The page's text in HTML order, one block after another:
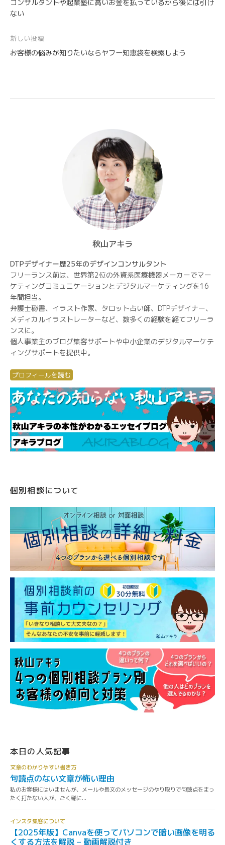
稿
ナ
ビ
ゲ
コンサルタントや起業塾に高いお金を払っているから後には引け
ない
新しい投稿
お客様の悩みが知りたいならヤフー知恵袋を検索しよう
秋山アキラ
DTPデザイナー歴25年のデザインコンサルタント
フリーランス前は、世界第2位の外資系医療機器メーカーでマー
ケティングコミュニケーションとデジタルマーケティングを16
年間担当。
弁護士秘書、イラスト作家、タロット占い師、DTPデザイナー、
メディカルイラストレーターなど、数多くの経験を経てフリーラ
ンスに。
個人事業主のブログ集客サポートや中小企業のデジタルマーケテ
ィングサポートを提供中。
プロフィールを読む
個別相談について
本日の人気記事